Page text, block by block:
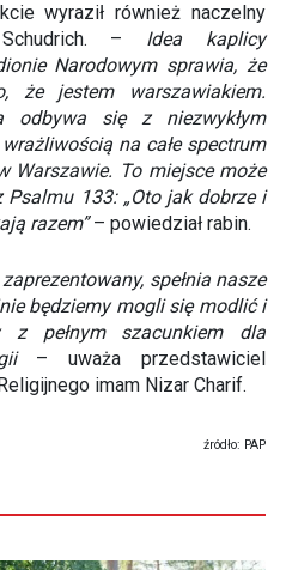
wyraził również naczelny
– Idea kaplicy
Narodowym sprawia, że
jestem warszawiakiem.
odbywa się z niezwykłym
na całe spectrum
Warszawie. To miejsce może
Psalmu 133: „Oto jak dobrze i
razem”– powiedział rabin.
spełnia nasze
będziemy mogli się modlić i
pełnym szacunkiem dla
– uważa przedstawiciel
imam Nizar Charif.
źródło: PAP